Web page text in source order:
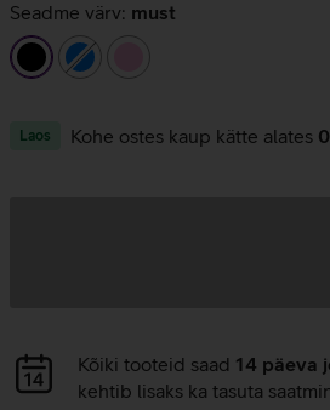
Seadme värv: must
mustsinine
Laos Kohe ostes kaup kätte alates
Andmete
laadimine
Kõiki tooteid saad 14 päeva
kehtib lisaks ka tasuta